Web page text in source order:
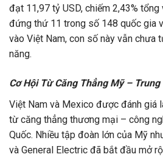
đạt 11,97 tỷ USD, chiếm 2,43%
đứng thứ 11 trong số 148 quốc gia
vào Việt Nam, con số này vẫn chưa
năng.
Cơ Hội Từ Căng Thẳng Mỹ – Trung
Việt Nam và Mexico được đánh giá
từ căng thẳng thương mại – công
Quốc. Nhiều tập đoàn lớn của Mỹ
và General Electric đã bắt đầu mở